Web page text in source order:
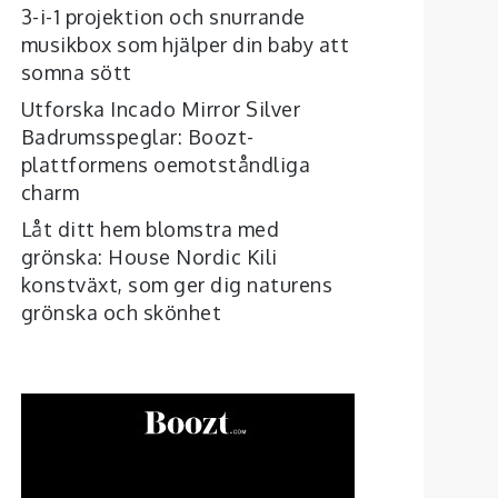
3-i-1 projektion och snurrande
musikbox som hjälper din baby att
somna sött
Utforska Incado Mirror Silver
Badrumsspeglar: Boozt-
plattformens oemotståndliga
charm
Låt ditt hem blomstra med
grönska: House Nordic Kili
konstväxt, som ger dig naturens
grönska och skönhet